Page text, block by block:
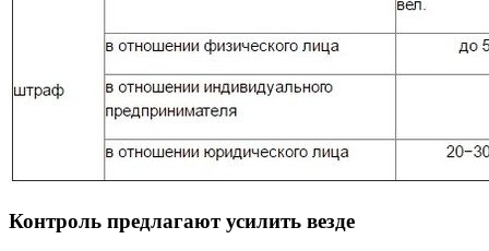
Контроль предлагают усилить везде